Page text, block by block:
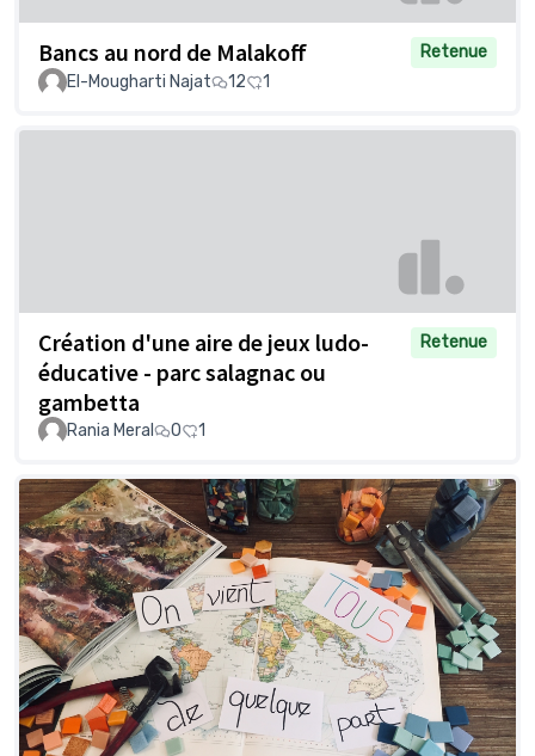
Bancs au nord de Malakoff
Retenue
El-Mougharti Najat
12 1
Création d'une aire de jeux ludo-
éducative - parc salagnac ou
gambetta
Retenue
Rania Meral 0 1